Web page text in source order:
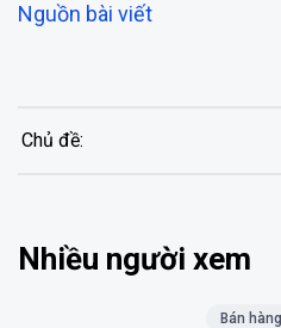
Nguồn bài viết
Chủ đề:
Nhiều người xem
Bán hàng